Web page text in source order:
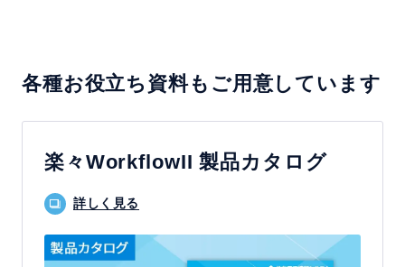
各種お役立ち資料もご用意しています
楽々WorkflowII 製品カタログ
詳しく見る